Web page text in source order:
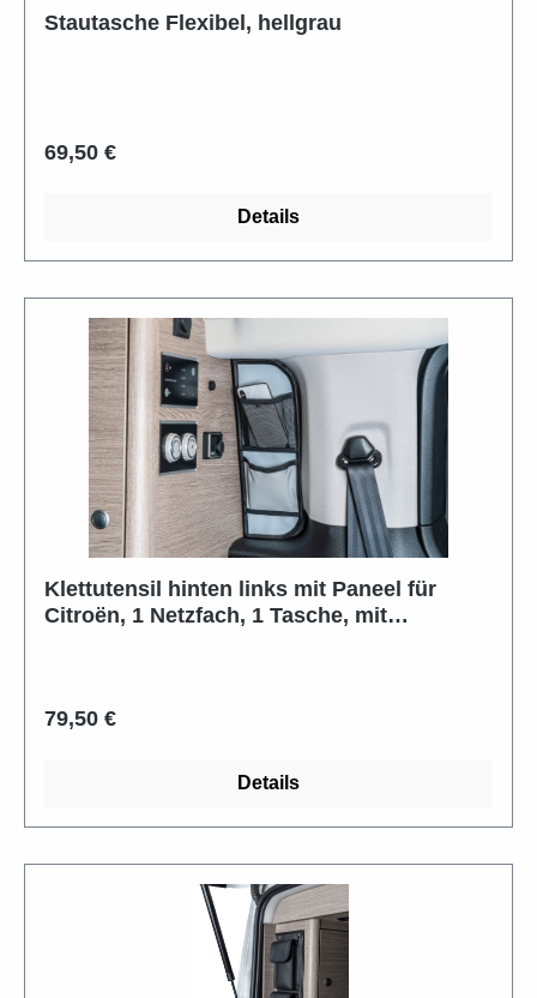
Stautasche Flexibel, hellgrau
Regulärer Preis:
69,50 €
Details
Klettutensil hinten links mit Paneel für
Citroën, 1 Netzfach, 1 Tasche, mit
Regulärer Preis:
79,50 €
Details